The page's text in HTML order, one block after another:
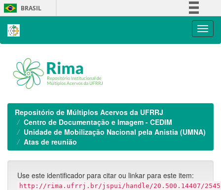
Skip
navigation
BRASIL
Repositório de Múltiplos Acervos da UFRRJ
Centro de Documentação e Imagem - CEDIM
Unidade de Mobilização Nacional pela Anistia (UMNA)
Atas de reunião
Use este identificador para citar ou linkar para este item:
http://rima.ufrrj.br/jspui/handle/20.500.14407/